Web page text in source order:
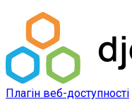
Плагін веб-доступності